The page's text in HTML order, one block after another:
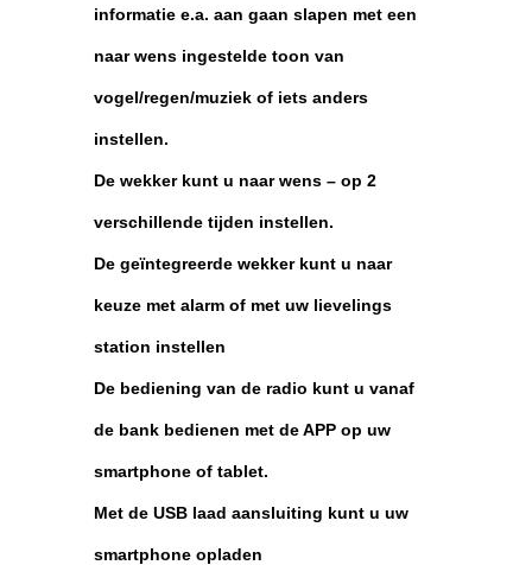
informatie e.a. aan gaan slapen met een
naar wens ingestelde toon van
vogel/regen/muziek of iets anders
instellen.
De wekker kunt u naar wens – op 2
verschillende tijden instellen.
De geïntegreerde wekker kunt u naar
keuze met alarm of met uw lievelings
station instellen
De bediening van de radio kunt u vanaf
de bank bedienen met de APP op uw
smartphone of tablet.
Met de USB laad aansluiting kunt u uw
smartphone opladen